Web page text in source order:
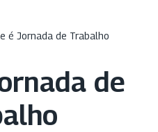
é Jornada de Trabalho
de